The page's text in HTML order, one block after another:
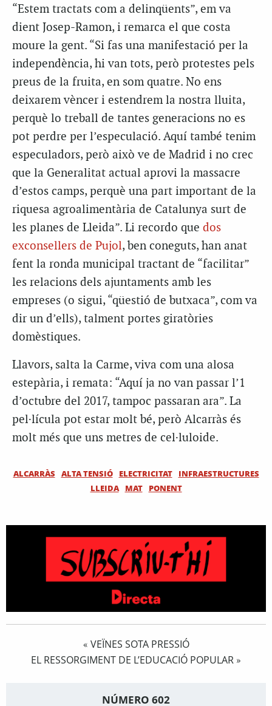
“Estem tractats com a delinqüents”, em va
dient Josep-Ramon, i remarca el que costa
moure la gent. “Si fas una manifestació per la
independència, hi van tots, però protestes pels
preus de la fruita, en som quatre. No ens
deixarem vèncer i estendrem la nostra lluita,
perquè lo treball de tantes generacions no es
pot perdre per l’especulació. Aquí també tenim
especuladors, però això ve de Madrid i no crec
que la Generalitat actual aprovi la massacre
d’estos camps, perquè una part important de la
riquesa agroalimentària de Catalunya surt de
les planes de Lleida”. Li recordo que dos
exconsellers de Pujol, ben coneguts, han anat
fent la ronda municipal tractant de “facilitar”
les relacions dels ajuntaments amb les
empreses (o sigui, “qüestió de butxaca”, com va
dir un d’ells), talment portes giratòries
domèstiques.
Llavors, salta la Carme, viva com una alosa
estepària, i remata: “Aquí ja no van passar l’1
d’octubre del 2017, tampoc passaran ara”. La
pel·lícula pot estar molt bé, però Alcarràs és
molt més que uns metres de cel·luloide.
ALCARRÀS ALTA TENSIÓ ELECTRICITAT
INFRAESTRUCTURES
LLEIDA
MAT PONENT
« VEÏNES SOTA PRESSIÓ
EL RESSORGIMENT DE L’EDUCACIÓ POPULAR »
NÚMERO 602